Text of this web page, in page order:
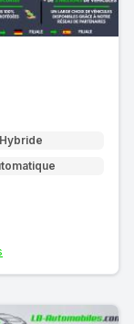
Hybride